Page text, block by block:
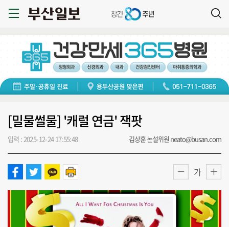
[밀물썰물] '캐럴 연금' 잭팟
입력 : 2025-12-24 17:55:48 김상훈 논설위원 neato@busan.com
가